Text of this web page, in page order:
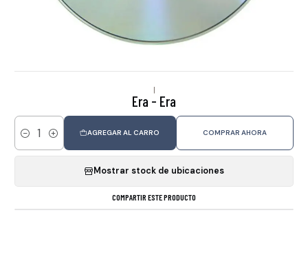
|
Era - Era
Cantidad
AGREGAR AL CARRO COMPRAR AHORA
Mostrar stock de ubicaciones
COMPARTIR ESTE PRODUCTO